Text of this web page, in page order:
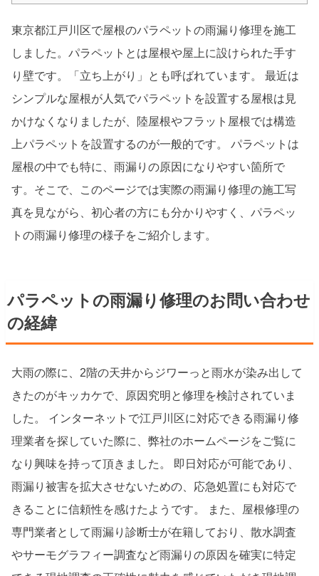
東京都江戸川区で屋根のパラペットの雨漏り修理を施工
しました。パラペットとは屋根や屋上に設けられた手す
り壁です。「立ち上がり」とも呼ばれています。 最近は
シンプルな屋根が人気でパラペットを設置する屋根は見
かけなくなりましたが、陸屋根やフラット屋根では構造
上パラペットを設置するのが一般的です。 パラペットは
屋根の中でも特に、雨漏りの原因になりやすい箇所で
す。そこで、このページでは実際の雨漏り修理の施工写
真を見ながら、初心者の方にも分かりやすく、パラペッ
トの雨漏り修理の様子をご紹介します。
パラペットの雨漏り修理のお問い合わせ
の経緯
大雨の際に、2階の天井からジワーっと雨水が染み出して
きたのがキッカケで、原因究明と修理を検討されていま
した。 インターネットで江戸川区に対応できる雨漏り修
理業者を探していた際に、弊社のホームページをご覧に
なり興味を持って頂きました。 即日対応が可能であり、
雨漏り被害を拡大させないための、応急処置にも対応で
きることに信頼性を感けたようです。 また、屋根修理の
専門業者として雨漏り診断士が在籍しており、散水調査
やサーモグラフィー調査など雨漏りの原因を確実に特定